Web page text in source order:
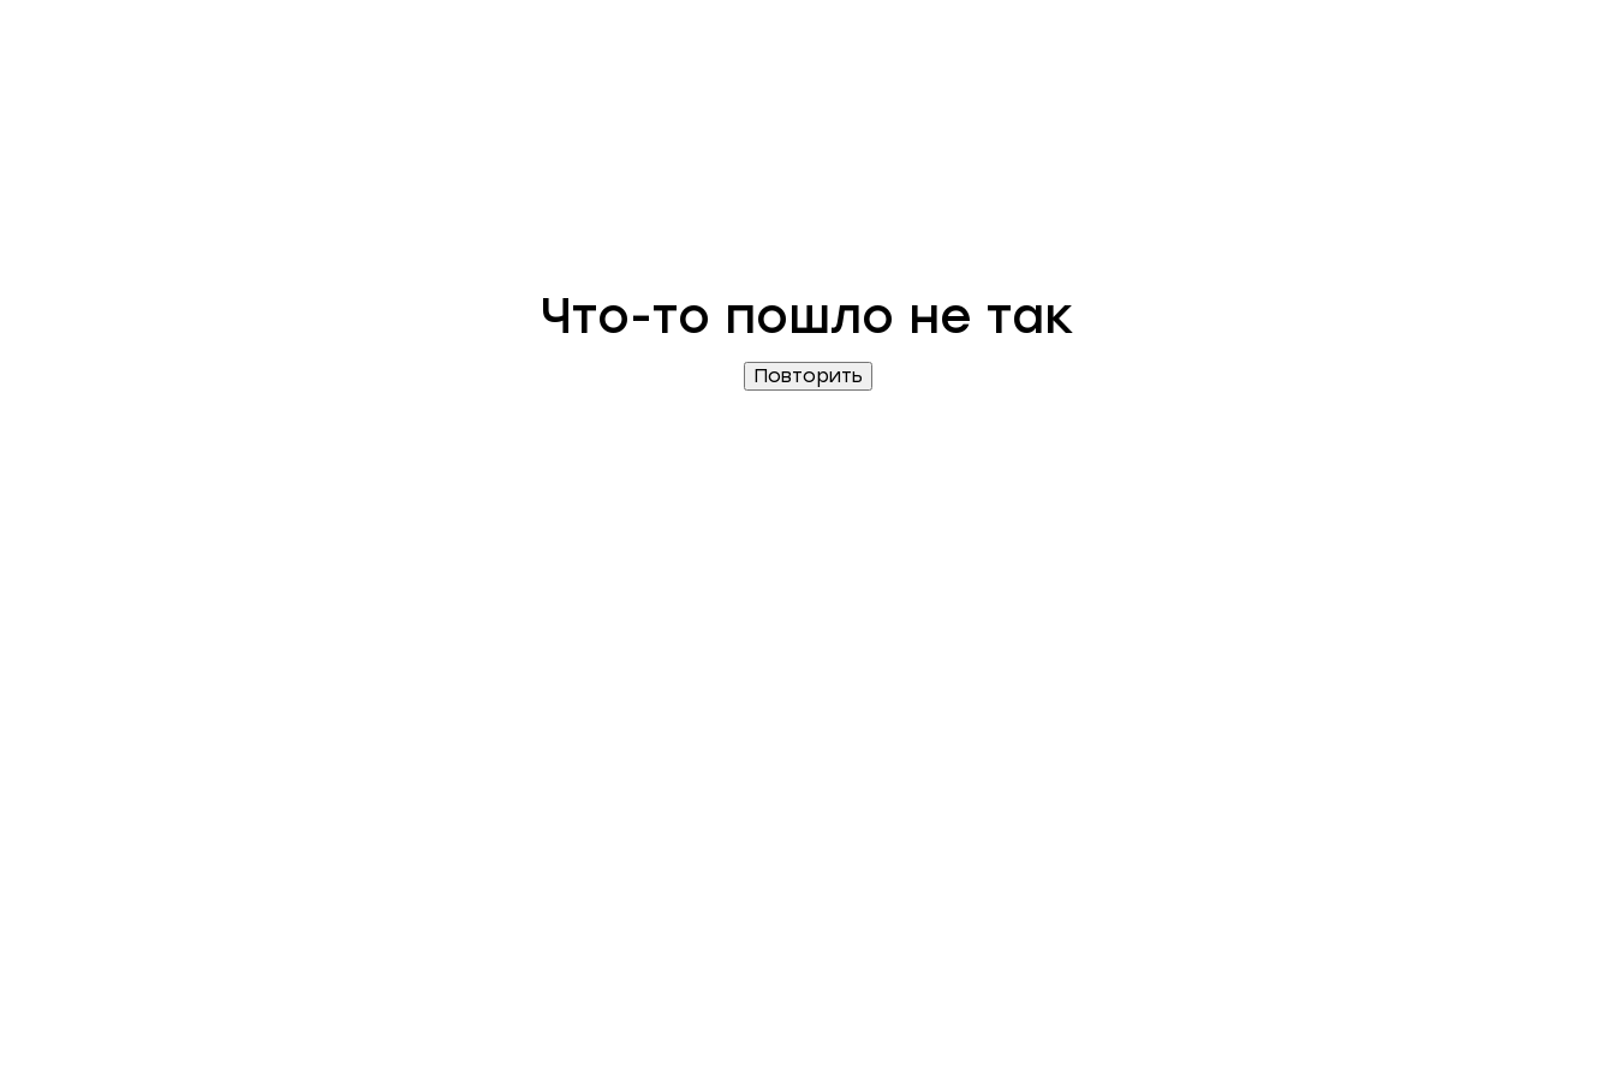
Что-то пошло не так
Повторить